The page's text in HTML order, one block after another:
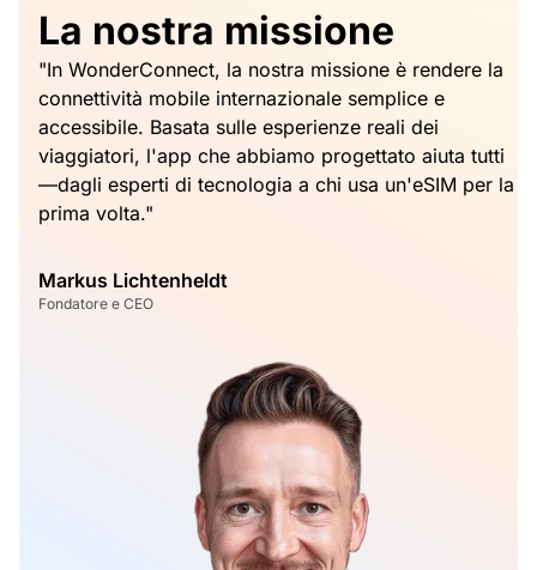
La nostra missione
"In WonderConnect, la nostra missione è rendere la
connettività mobile internazionale semplice e
accessibile. Basata sulle esperienze reali dei
viaggiatori, l'app che abbiamo progettato aiuta tutti
—dagli esperti di tecnologia a chi usa un'eSIM per la
prima volta."
Markus Lichtenheldt
Fondatore e CEO